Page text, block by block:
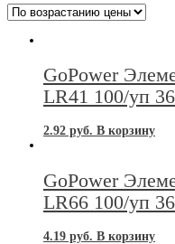
GoPower
LR41 100/уп
2.92 руб. В корзину
GoPower
LR66 100/уп
4.19 руб. В корзину